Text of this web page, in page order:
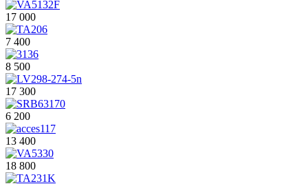
17 000
7 400
8 500
17 300
6 200
13 400
18 800